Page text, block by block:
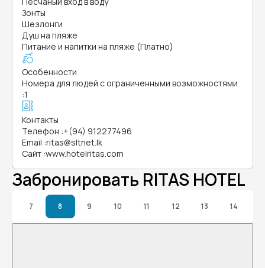
Зонты
Шезлонги
Душ на пляже
Питание и напитки на пляже (Платно)
Особенности
Номера для людей с ограниченными возможностями
:1
Контакты
Телефон :+(94) 912277496
Email :ritas@sltnet.lk
Сайт :www.hotelritas.com
Забронировать RITAS HOTEL
7 8 9 10 11 12 13 14